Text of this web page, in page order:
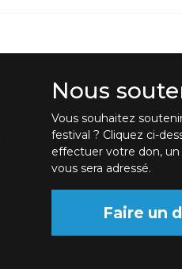
Nous
Vous souhaitez
festival ? Cliquez ci-
effectuer votre don, un
vous sera adressé.
Faire un